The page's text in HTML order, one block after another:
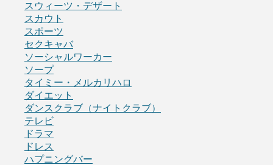
スウィーツ・デザート
スカウト
スポーツ
セクキャバ
ソーシャルワーカー
ソープ
タイミー・メルカリハロ
ダイエット
ダンスクラブ（ナイトクラブ）
テレビ
ドラマ
ドレス
ハプニングバー